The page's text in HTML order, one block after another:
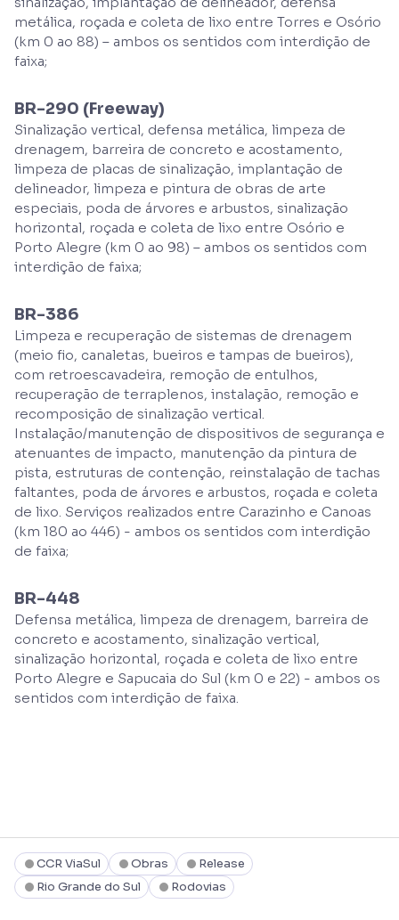
metálica, roçada e coleta de lixo entre Torres e Osório
(km 0 ao 88) – ambos os sentidos com interdição de
faixa;
BR-290 (Freeway)
Sinalização vertical, defensa metálica, limpeza de
drenagem, barreira de concreto e acostamento,
limpeza de placas de sinalização, implantação de
delineador, limpeza e pintura de obras de arte
especiais, poda de árvores e arbustos, sinalização
horizontal, roçada e coleta de lixo entre Osório e
Porto Alegre (km 0 ao 98) – ambos os sentidos com
interdição de faixa;
BR-386
Limpeza e recuperação de sistemas de drenagem
(meio fio, canaletas, bueiros e tampas de bueiros),
com retroescavadeira, remoção de entulhos,
recuperação de terraplenos, instalação, remoção e
recomposição de sinalização vertical.
Instalação/manutenção de dispositivos de segurança e
atenuantes de impacto, manutenção da pintura de
pista, estruturas de contenção, reinstalação de tachas
faltantes, poda de árvores e arbustos, roçada e coleta
de lixo. Serviços realizados entre Carazinho e Canoas
(km 180 ao 446) - ambos os sentidos com interdição
de faixa;
BR-448
Defensa metálica, limpeza de drenagem, barreira de
concreto e acostamento, sinalização vertical,
sinalização horizontal, roçada e coleta de lixo entre
Porto Alegre e Sapucaia do Sul (km 0 e 22) - ambos os
sentidos com interdição de faixa.
CCR ViaSul Obras
Release
Rio Grande do Sul
Rodovias